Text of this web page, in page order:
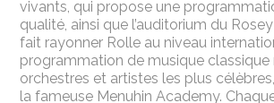
vivants, qui propose une
qualité, ainsi que l’auditorium du
fait rayonner Rolle au niveau
programmation de musique classique
orchestres et artistes les plus
la fameuse Menuhin Academy.